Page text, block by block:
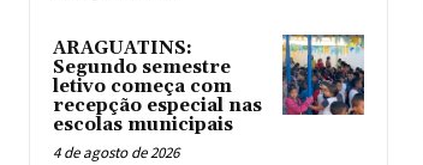
ARAGUATINS:
Segundo semestre
letivo começa com
recepção especial nas
escolas municipais
4 de agosto de 2026